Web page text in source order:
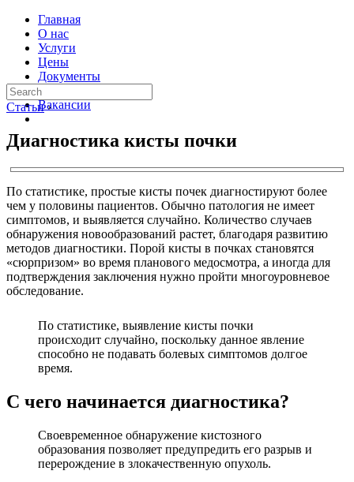
Главная
О нас
Услуги
Цены
Документы
Контакты
Вакансии
Статьи ›
Диагностика кисты почки
По статистике, простые кисты почек диагностируют более
чем у половины пациентов. Обычно патология не имеет
симптомов, и выявляется случайно. Количество случаев
обнаружения новообразований растет, благодаря развитию
методов диагностики. Порой кисты в почках становятся
«сюрпризом» во время планового медосмотра, а иногда для
подтверждения заключения нужно пройти многоуровневое
обследование.
По статистике, выявление кисты почки
происходит случайно, поскольку данное явление
способно не подавать болевых симптомов долгое
время.
С чего начинается диагностика?
Своевременное обнаружение кистозного
образования позволяет предупредить его разрыв и
перерождение в злокачественную опухоль.